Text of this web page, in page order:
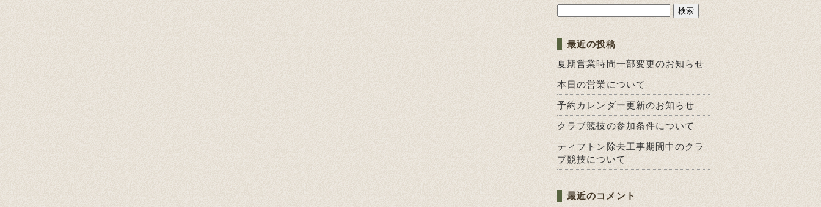
最近の投稿
夏期営業時間一部変更のお知らせ
本日の営業について
予約カレンダー更新のお知らせ
クラブ競技の参加条件について
ティフトン除去工事期間中のクラ
ブ競技について
最近のコメント